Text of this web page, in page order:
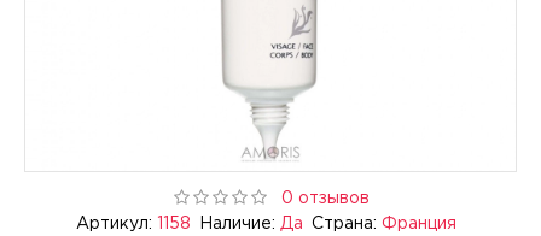
Артикул: 1158 Наличие: Да Страна: Франция
0 отзывов